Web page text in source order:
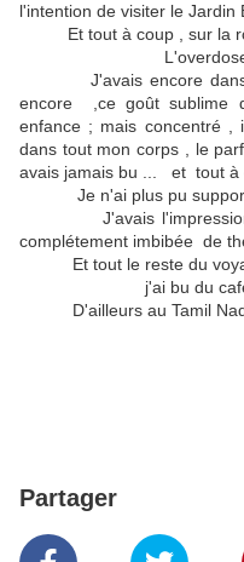
l'intention de visiter le Jardin
Et tout à coup , sur la
L'overdose
J'avais encore dans
encore ,ce goût sublime
enfance ; mais concentré ,
dans tout mon corps , le
avais jamais bu ... et tout à
Je n'ai plus pu
J'avais l'impression
complétement imbibée de
Et tout le reste du
j'ai bu du café
D'ailleurs au Tamil Nadu
Partager